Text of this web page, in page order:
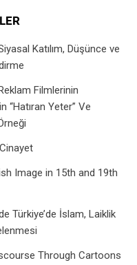
Katılım, Düşünce ve
Filmlerinin
“Hatıran Yeter” Ve
Image in 15th and 19th
Türkiye’de İslam, Laiklik
Through Cartoons